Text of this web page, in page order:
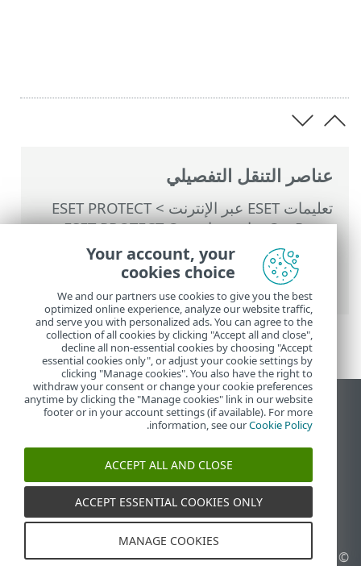
عناصر التنقل التفصيلي
تعليمات ESET عبر الإنترنت >
ESET PROTECT
On-Prem
>
استخدام ‎ESET PROTECT On-
>
القائمة الرئيسية ESET PROTECT On-
Prem
>أجهزة الكمبيوتر > إزالة الكمبيوتر من
الإدارة
عرض موقع سطح المكتب
End of Life
قاعدة معارف ESET
ESET Status Portal
الدعم الإقليمي
© 1992 - 2026 ESET, spol. s إدارة ملفات تعريف الارتباط
Your account, your
cookies choice
We and our partners use cookies to give you the best
optimized online experience, analyze our website traffic,
and serve you with personalized ads. You can agree to the
collection of all cookies by clicking "Accept all and close",
decline all non-essential cookies by choosing "Accept
essential cookies only", or adjust your cookie settings by
clicking "Manage cookies". You also have the right to
withdraw your consent or change your cookie preferences
anytime by clicking the "Manage cookies" link in our website
footer or in your account settings (if available). For more
information, see ourCookie Policy
.
ACCEPT ALL AND CLOSE
ACCEPT ESSENTIAL COOKIES ONLY
MANAGE COOKIES